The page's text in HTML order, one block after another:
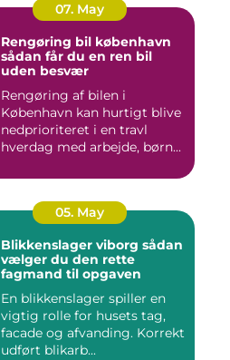
07. May
Rengøring bil københavn
sådan får du en ren bil
uden besvær
Rengøring af bilen i
København kan hurtigt blive
nedprioriteret i en travl
hverdag med arbejde, børn...
05. May
Blikkenslager viborg sådan
vælger du den rette
fagmand til opgaven
En blikkenslager spiller en
vigtig rolle for husets tag,
facade og afvanding. Korrekt
udført blikarb...